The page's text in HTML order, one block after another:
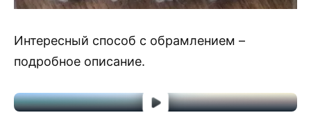
Интересный способ с обрамлением –
подробное описание.